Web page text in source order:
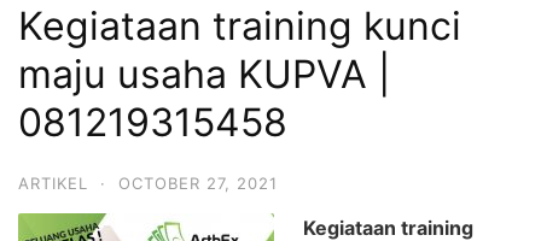
Kegiataan training kunci
maju usaha KUPVA |
081219315458
ARTIKEL · OCTOBER 27, 2021
Kegiataan training